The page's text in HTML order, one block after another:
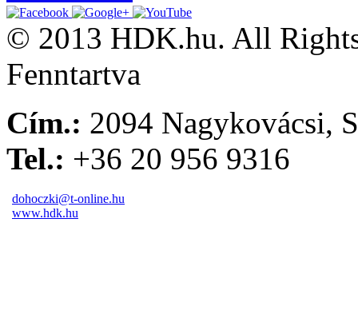
© 2013 HDK.hu. All
Fenntartva
Cím.: 2094 Nagykovácsi,
Tel.: +36 20 956 9316
dohoczki@t-online.hu
www.hdk.hu